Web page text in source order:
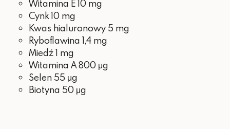
Witamina E 10 mg
Cynk 10 mg
Kwas hialuronowy 5 mg
Ryboflawina 1,4 mg
Miedź 1 mg
Witamina A 800 μg
Selen 55 μg
Biotyna 50 μg